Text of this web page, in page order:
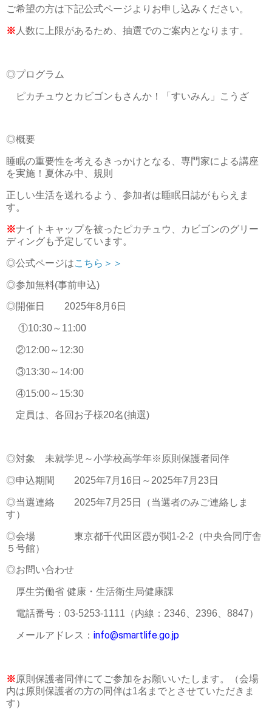
ご希望の方は下記公式ページよりお申し込みください。
※ 人数に上限があるため、抽選でのご案内となります。
◎プログラム
ピカチュウとカビゴンもさんか！「すいみん」こうざ
◎概要
睡眠の重要性を考えるきっかけとなる、専門家による講座
を実施！夏休み中、規則
正しい生活を送れるよう、参加者は睡眠日誌がもらえま
す。
※ナイトキャップを被ったピカチュウ、カビゴンのグリー
ディングも予定しています。
◎公式ページはこちら＞＞
◎参加無料(事前申込)
◎開催日 2025年8月6日
①10:30～11:00
②12:00～12:30
③13:30～14:00
④15:00～15:30
定員は、各回お子様20名(抽選)
◎対象 未就学児～小学校高学年※原則保護者同伴
◎申込期間 2025年7月16日～2025年7月23日
◎当選連絡 2025年7月25日（当選者のみご連絡しま
す）
◎会場 東京都千代田区霞が関1-2-2（中央合同庁舎
５号館）
◎お問い合わせ
厚生労働省 健康・生活衛生局健康課
電話番号：03-5253-1111（内線：2346、2396、8847）
メールアドレス： info@smartlife.go.jp
※原則保護者同伴にてご参加をお願いいたします。（会場
内は原則保護者の方の同伴は1名までとさせていただきま
す）